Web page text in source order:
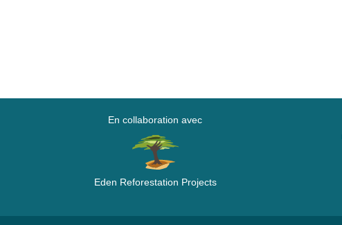
En collaboration avec
Eden Reforestation Projects